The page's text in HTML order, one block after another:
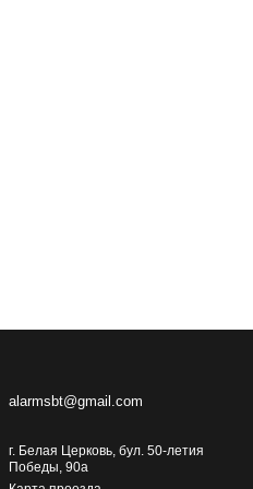
alarmsbt@gmail.com
г. Белая Церковь, бул. 50-летия
Победы, 90а